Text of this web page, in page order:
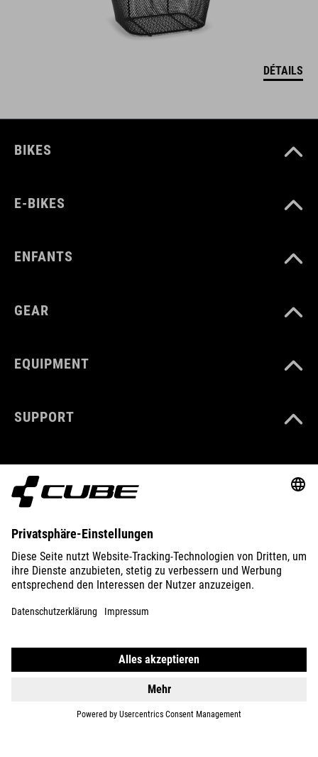
DÉTAILS
BIKES
E-BIKES
ENFANTS
GEAR
EQUIPMENT
SUPPORT
EXPLORE